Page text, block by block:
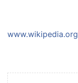
www.wikipedia.org